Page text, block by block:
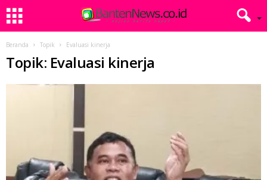
Beranda Topik Evaluasi kinerja
Topik: Evaluasi kinerja